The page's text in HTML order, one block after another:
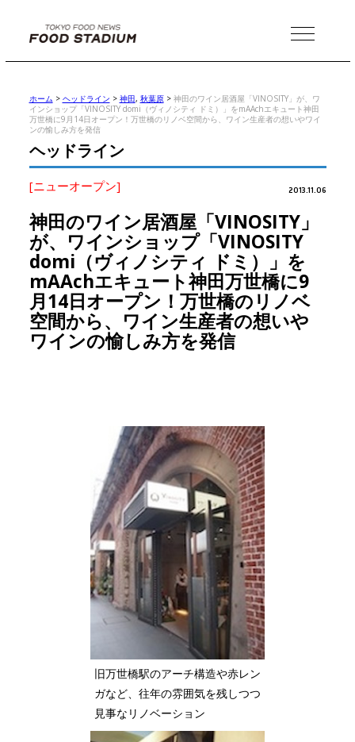
MENU
ホーム > ヘッドライン > 神田, 秋葉原> 神田のワイン居酒屋「VINOSITY」が、ワ
インショップ「VINOSITY domi（ヴィノシティ ドミ）」をmAAchエキュート神田
万世橋に9月14日オープン！万世橋のリノベ空間から、ワイン生産者の想いやワイ
ンの愉しみ方を発信
ヘッドライン
[ニューオープン] 2013.11.06
神田のワイン居酒屋「VINOSITY」
が、ワインショップ「VINOSITY
domi（ヴィノシティ ドミ）」を
mAAchエキュート神田万世橋に9
月14日オープン！万世橋のリノベ
空間から、ワイン生産者の想いや
ワインの愉しみ方を発信
旧万世橋駅のアーチ構造や赤レン
ガなど、往年の雰囲気を残しつつ
見事なリノベーション